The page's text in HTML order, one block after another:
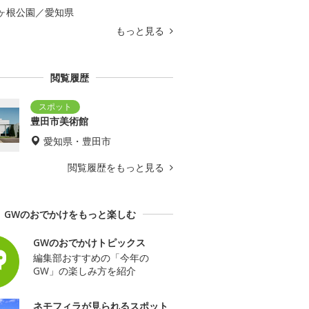
根公園／愛知県
もっと見る
閲覧履歴
豊田市美術館
愛知県・豊田市
閲覧履歴をもっと見る
GWのおでかけをもっと楽しむ
GWのおでかけトピックス
編集部おすすめの「今年の
GW」の楽しみ方を紹介
ネモフィラが見られるスポット